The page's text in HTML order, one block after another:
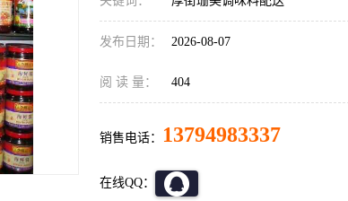
发布日期： 2026-08-07
阅 读 量： 404
销售电话： 13794983337
在线QQ：